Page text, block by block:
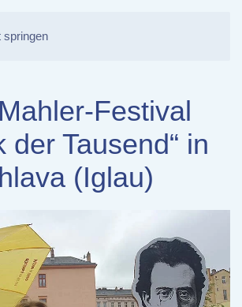
springen
Festival
der Tausend“ in
(Iglau)